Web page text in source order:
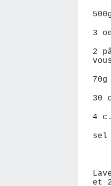
3
2
30
4
sel
et